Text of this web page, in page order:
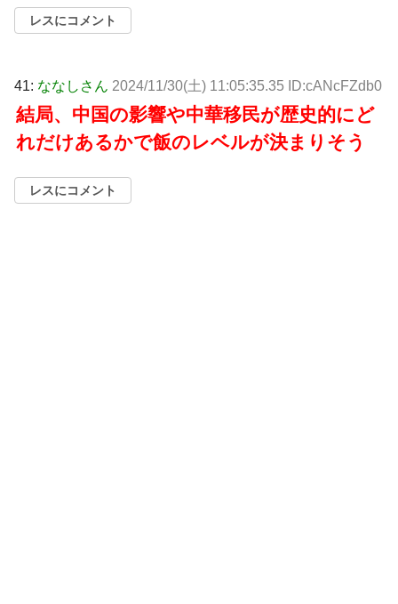
レスにコメント
41: ななしさん 2024/11/30(土) 11:05:35.35 ID:cANcFZdb0
結局、中国の影響や中華移民が歴史的にど
れだけあるかで飯のレベルが決まりそう
レスにコメント